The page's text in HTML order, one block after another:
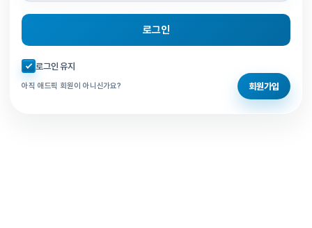
로그인
자동로그인 체크
로그인 유지
아직 애드픽 회원이 아니신가요? 회원가입